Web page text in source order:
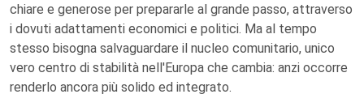
chiare e generose per prepararle al grande passo, attraverso
i dovuti adattamenti economici e politici. Ma al tempo
stesso bisogna salvaguardare il nucleo comunitario, unico
vero centro di stabilità nell'Europa che cambia: anzi occorre
renderlo ancora più solido ed integrato.